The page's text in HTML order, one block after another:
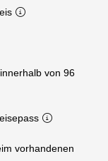
von 96
vorhandenen